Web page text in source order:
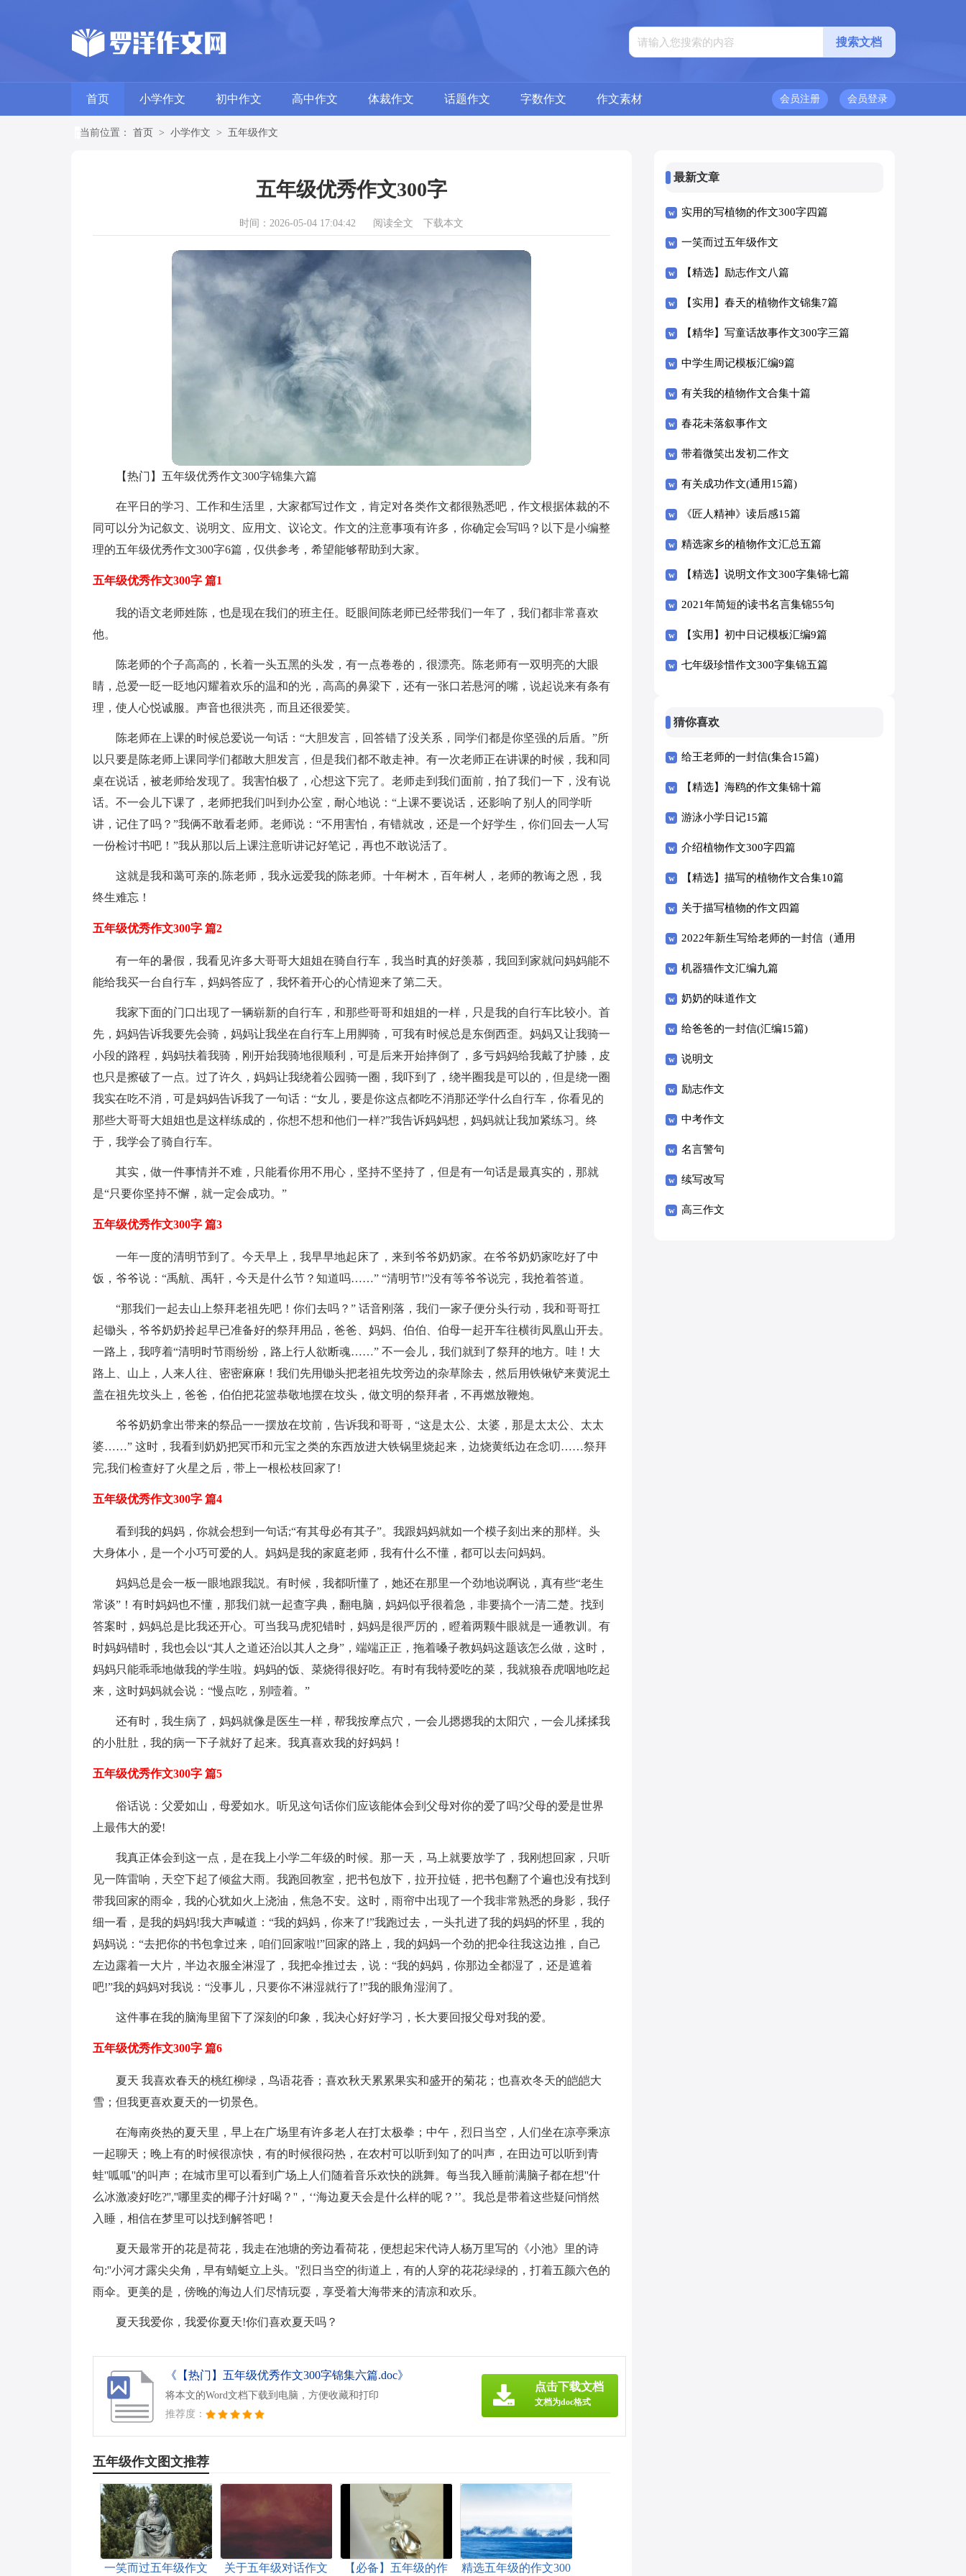
首页 小学作文 初中作文 高中作文 体裁作文 话题作文 字数作文 作文素材 会员登录
会员注册
当前位置： 首页 > 小学作文 > 五年级作文
五年级优秀作文300字
时间：2026-05-04 17:04:42 阅读全文 下载本文
【热门】五年级优秀作文300字锦集六篇
在平日的学习、工作和生活里，大家都写过作文，肯定对各类作文都很熟悉吧，作文根据体裁的不
同可以分为记叙文、说明文、应用文、议论文。作文的注意事项有许多，你确定会写吗？以下是小编整
理的五年级优秀作文300字6篇，仅供参考，希望能够帮助到大家。
五年级优秀作文300字 篇1
我的语文老师姓陈，也是现在我们的班主任。眨眼间陈老师已经带我们一年了，我们都非常喜欢
他。
陈老师的个子高高的，长着一头五黑的头发，有一点卷卷的，很漂亮。陈老师有一双明亮的大眼
睛，总爱一眨一眨地闪耀着欢乐的温和的光，高高的鼻梁下，还有一张口若悬河的嘴，说起说来有条有
理，使人心悦诚服。声音也很洪亮，而且还很爱笑。
陈老师在上课的时候总爱说一句话：“大胆发言，回答错了没关系，同学们都是你坚强的后盾。”所
以只要是陈老师上课同学们都敢大胆发言，但是我们都不敢走神。有一次老师正在讲课的时候，我和同
桌在说话，被老师给发现了。我害怕极了，心想这下完了。老师走到我们面前，拍了我们一下，没有说
话。不一会儿下课了，老师把我们叫到办公室，耐心地说：“上课不要说话，还影响了别人的同学听
讲，记住了吗？”我俩不敢看老师。老师说：“不用害怕，有错就改，还是一个好学生，你们回去一人写
一份检讨书吧！”我从那以后上课注意听讲记好笔记，再也不敢说活了。
这就是我和蔼可亲的.陈老师，我永远爱我的陈老师。十年树木，百年树人，老师的教诲之恩，我
终生难忘！
五年级优秀作文300字 篇2
有一年的暑假，我看见许多大哥哥大姐姐在骑自行车，我当时真的好羡慕，我回到家就问妈妈能不
能给我买一台自行车，妈妈答应了，我怀着开心的心情迎来了第二天。
我家下面的门口出现了一辆崭新的自行车，和那些哥哥和姐姐的一样，只是我的自行车比较小。首
先，妈妈告诉我要先会骑，妈妈让我坐在自行车上用脚骑，可我有时候总是东倒西歪。妈妈又让我骑一
小段的路程，妈妈扶着我骑，刚开始我骑地很顺利，可是后来开始摔倒了，多亏妈妈给我戴了护膝，皮
也只是擦破了一点。过了许久，妈妈让我绕着公园骑一圈，我吓到了，绕半圈我是可以的，但是绕一圈
我实在吃不消，可是妈妈告诉我了一句话：“女儿，要是你这点都吃不消那还学什么自行车，你看见的
那些大哥哥大姐姐也是这样练成的，你想不想和他们一样?”我告诉妈妈想，妈妈就让我加紧练习。终
于，我学会了骑自行车。
其实，做一件事情并不难，只能看你用不用心，坚持不坚持了，但是有一句话是最真实的，那就
是“只要你坚持不懈，就一定会成功。”
五年级优秀作文300字 篇3
一年一度的清明节到了。今天早上，我早早地起床了，来到爷爷奶奶家。在爷爷奶奶家吃好了中
饭，爷爷说：“禹航、禹轩，今天是什么节？知道吗……” “清明节!”没有等爷爷说完，我抢着答道。
“那我们一起去山上祭拜老祖先吧！你们去吗？” 话音刚落，我们一家子便分头行动，我和哥哥扛
起锄头，爷爷奶奶拎起早已准备好的祭拜用品，爸爸、妈妈、伯伯、伯母一起开车往横街凤凰山开去。
一路上，我哼着“清明时节雨纷纷，路上行人欲断魂……” 不一会儿，我们就到了祭拜的地方。哇！大
路上、山上，人来人往、密密麻麻！我们先用锄头把老祖先坟旁边的杂草除去，然后用铁锹铲来黄泥土
盖在祖先坟头上，爸爸，伯伯把花篮恭敬地摆在坟头，做文明的祭拜者，不再燃放鞭炮。
爷爷奶奶拿出带来的祭品一一摆放在坟前，告诉我和哥哥，“这是太公、太婆，那是太太公、太太
婆……” 这时，我看到奶奶把冥币和元宝之类的东西放进大铁锅里烧起来，边烧黄纸边在念叨……祭拜
完,我们检查好了火星之后，带上一根松枝回家了!
五年级优秀作文300字 篇4
看到我的妈妈，你就会想到一句话;“有其母必有其子”。我跟妈妈就如一个模子刻出来的那样。头
大身体小，是一个小巧可爱的人。妈妈是我的家庭老师，我有什么不懂，都可以去问妈妈。
妈妈总是会一板一眼地跟我説。有时候，我都听懂了，她还在那里一个劲地说啊说，真有些“老生
常谈”！有时妈妈也不懂，那我们就一起查字典，翻电脑，妈妈似乎很着急，非要搞个一清二楚。找到
答案时，妈妈总是比我还开心。可当我马虎犯错时，妈妈是很严厉的，瞪着两颗牛眼就是一通教训。有
时妈妈错时，我也会以“其人之道还治以其人之身”，端端正正，拖着嗓子教妈妈这题该怎么做，这时，
妈妈只能乖乖地做我的学生啦。妈妈的饭、菜烧得很好吃。有时有我特爱吃的菜，我就狼吞虎咽地吃起
来，这时妈妈就会说：“慢点吃，别噎着。”
还有时，我生病了，妈妈就像是医生一样，帮我按摩点穴，一会儿摁摁我的太阳穴，一会儿揉揉我
的小肚肚，我的病一下子就好了起来。我真喜欢我的好妈妈！
五年级优秀作文300字 篇5
俗话说：父爱如山，母爱如水。听见这句话你们应该能体会到父母对你的爱了吗?父母的爱是世界
上最伟大的爱!
我真正体会到这一点，是在我上小学二年级的时候。那一天，马上就要放学了，我刚想回家，只听
见一阵雷响，天空下起了倾盆大雨。我跑回教室，把书包放下，拉开拉链，把书包翻了个遍也没有找到
带我回家的雨伞，我的心犹如火上浇油，焦急不安。这时，雨帘中出现了一个我非常熟悉的身影，我仔
细一看，是我的妈妈!我大声喊道：“我的妈妈，你来了!”我跑过去，一头扎进了我的妈妈的怀里，我的
妈妈说：“去把你的书包拿过来，咱们回家啦!”回家的路上，我的妈妈一个劲的把伞往我这边推，自己
左边露着一大片，半边衣服全淋湿了，我把伞推过去，说：“我的妈妈，你那边全都湿了，还是遮着
吧!”我的妈妈对我说：“没事儿，只要你不淋湿就行了!”我的眼角湿润了。
这件事在我的脑海里留下了深刻的印象，我决心好好学习，长大要回报父母对我的爱。
五年级优秀作文300字 篇6
夏天 我喜欢春天的桃红柳绿，鸟语花香；喜欢秋天累累果实和盛开的菊花；也喜欢冬天的皑皑大
雪；但我更喜欢夏天的一切景色。
在海南炎热的夏天里，早上在广场里有许多老人在打太极拳；中午，烈日当空，人们坐在凉亭乘凉
一起聊天；晚上有的时候很凉快，有的时候很闷热，在农村可以听到知了的叫声，在田边可以听到青
蛙''呱呱''的叫声；在城市里可以看到广场上人们随着音乐欢快的跳舞。每当我入睡前满脑子都在想''什
么冰激凌好吃?'',''哪里卖的椰子汁好喝？''，‘‘海边夏天会是什么样的呢？’’。我总是带着这些疑问悄然
入睡，相信在梦里可以找到解答吧！
夏天最常开的花是荷花，我走在池塘的旁边看荷花，便想起宋代诗人杨万里写的《小池》里的诗
句:''小河才露尖尖角，早有蜻蜓立上头。''烈日当空的街道上，有的人穿的花花绿绿的，打着五颜六色的
雨伞。更美的是，傍晚的海边人们尽情玩耍，享受着大海带来的清凉和欢乐。
夏天我爱你，我爱你夏天!你们喜欢夏天吗？
《【热门】五年级优秀作文300字锦集六篇.doc》
将本文的Word文档下载到电脑，方便收藏和打印
推荐度：
点击下载文档
文档为doc格式
五年级作文图文推荐
一笑而过五年级作文 关于五年级对话作文 【必备】五年级的作 精选五年级的作文300
最新文章
实用的写植物的作文300字四篇
一笑而过五年级作文
【精选】励志作文八篇
【实用】春天的植物作文锦集7篇
【精华】写童话故事作文300字三篇
中学生周记模板汇编9篇
有关我的植物作文合集十篇
春花未落叙事作文
带着微笑出发初二作文
有关成功作文(通用15篇)
《匠人精神》读后感15篇
精选家乡的植物作文汇总五篇
【精选】说明文作文300字集锦七篇
2021年简短的读书名言集锦55句
【实用】初中日记模板汇编9篇
七年级珍惜作文300字集锦五篇
猜你喜欢
给王老师的一封信(集合15篇)
【精选】海鸥的作文集锦十篇
游泳小学日记15篇
介绍植物作文300字四篇
【精选】描写的植物作文合集10篇
关于描写植物的作文四篇
2022年新生写给老师的一封信（通用
8篇）
机器猫作文汇编九篇
奶奶的味道作文
给爸爸的一封信(汇编15篇)
说明文
励志作文
中考作文
名言警句
续写改写
高三作文